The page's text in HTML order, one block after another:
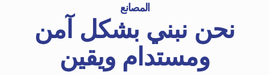
المصانع
نحن نبني بشكل آمن
ومستدام ويقين